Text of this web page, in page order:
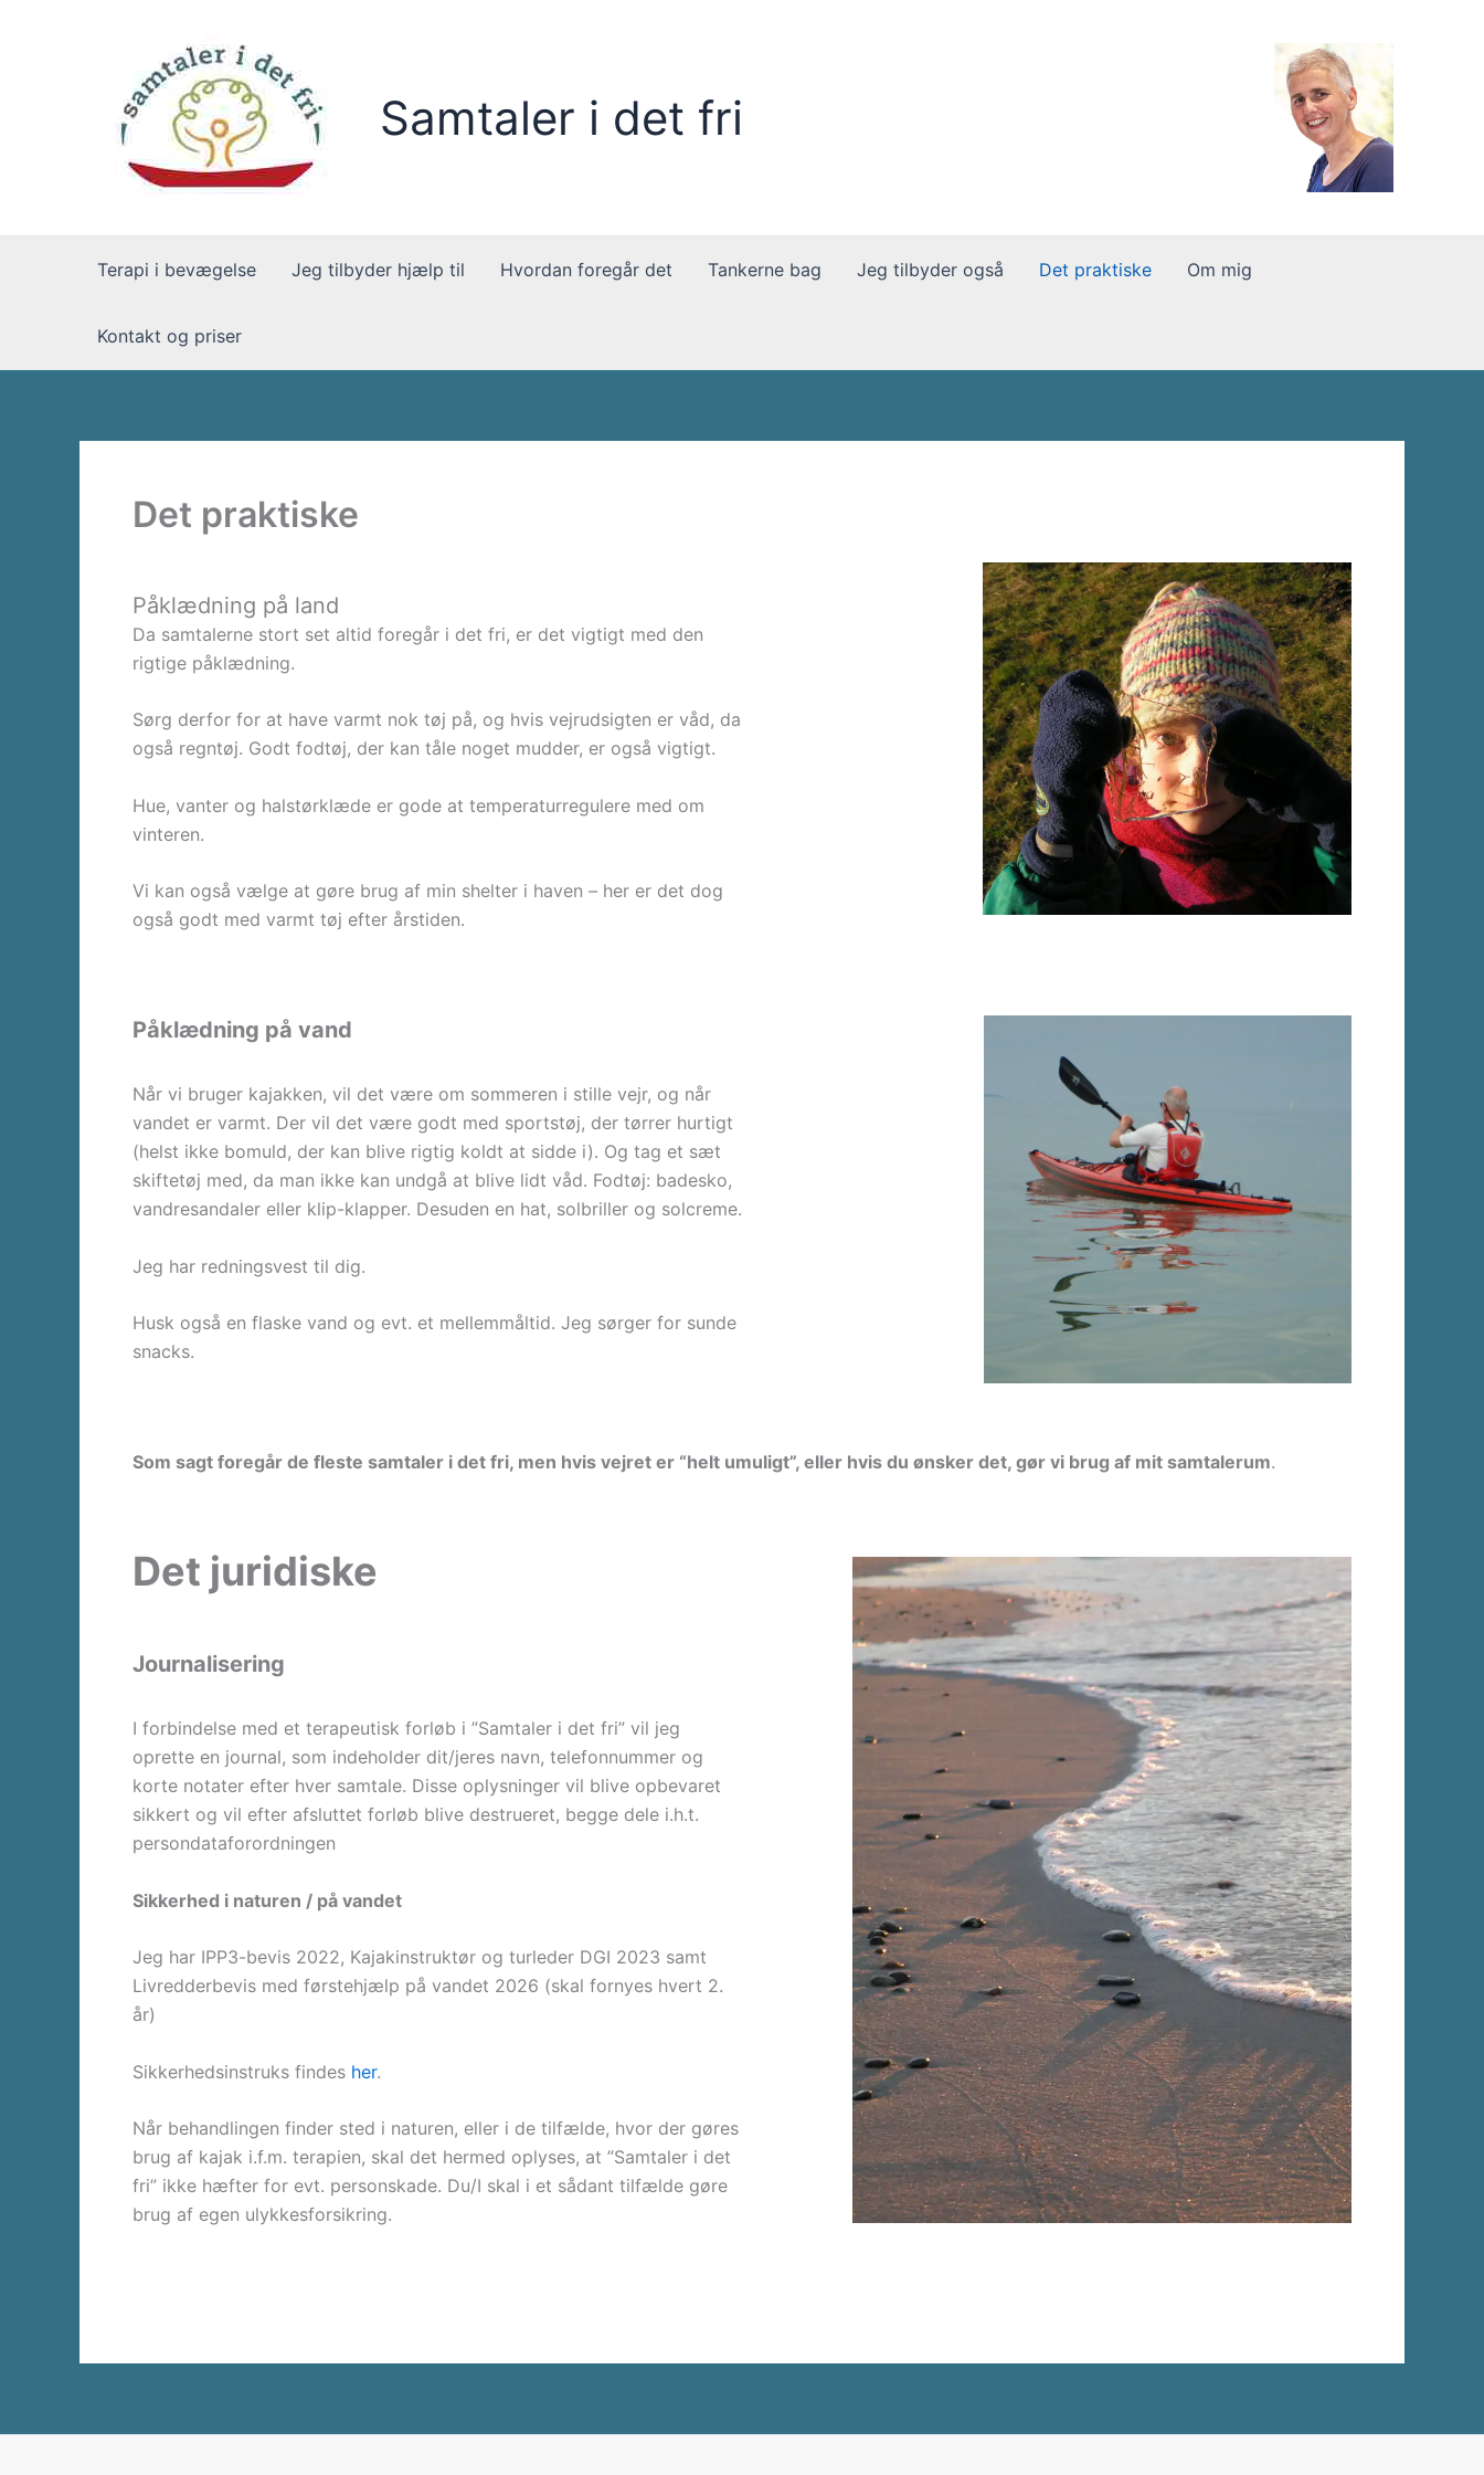
Samtaler i det fri
Terapi i bevægelse Jeg tilbyder hjælp til Hvordan foregår det Tankerne bag Jeg tilbyder også Det praktiske Om mig
Kontakt og priser
Det praktiske
Påklædning på land
Da samtalerne stort set altid foregår i det fri, er det vigtigt med den
rigtige påklædning.
Sørg derfor for at have varmt nok tøj på, og hvis vejrudsigten er våd, da
også regntøj. Godt fodtøj, der kan tåle noget mudder, er også vigtigt.
Hue, vanter og halstørklæde er gode at temperaturregulere med om
vinteren.
Vi kan også vælge at gøre brug af min shelter i haven – her er det dog
også godt med varmt tøj efter årstiden.
Påklædning på vand
Når vi bruger kajakken, vil det være om sommeren i stille vejr, og når
vandet er varmt. Der vil det være godt med sportstøj, der tørrer hurtigt
(helst ikke bomuld, der kan blive rigtig koldt at sidde i). Og tag et sæt
skiftetøj med, da man ikke kan undgå at blive lidt våd. Fodtøj: badesko,
vandresandaler eller klip-klapper. Desuden en hat, solbriller og solcreme.
Jeg har redningsvest til dig.
Husk også en flaske vand og evt. et mellemmåltid. Jeg sørger for sunde
snacks.
Som sagt foregår de fleste samtaler i det fri, men hvis vejret er “helt umuligt”, eller hvis du ønsker det, gør vi brug af mit samtalerum.
Det juridiske
Journalisering
I forbindelse med et terapeutisk forløb i ”Samtaler i det fri” vil jeg
oprette en journal, som indeholder dit/jeres navn, telefonnummer og
korte notater efter hver samtale. Disse oplysninger vil blive opbevaret
sikkert og vil efter afsluttet forløb blive destrueret, begge dele i.h.t.
persondataforordningen
Sikkerhed i naturen / på vandet
Jeg har IPP3-bevis 2022, Kajakinstruktør og turleder DGI 2023 samt
Livredderbevis med førstehjælp på vandet 2026 (skal fornyes hvert 2.
år)
Sikkerhedsinstruks findes her.
Når behandlingen finder sted i naturen, eller i de tilfælde, hvor der gøres
brug af kajak i.f.m. terapien, skal det hermed oplyses, at ”Samtaler i det
fri” ikke hæfter for evt. personskade. Du/I skal i et sådant tilfælde gøre
brug af egen ulykkesforsikring.